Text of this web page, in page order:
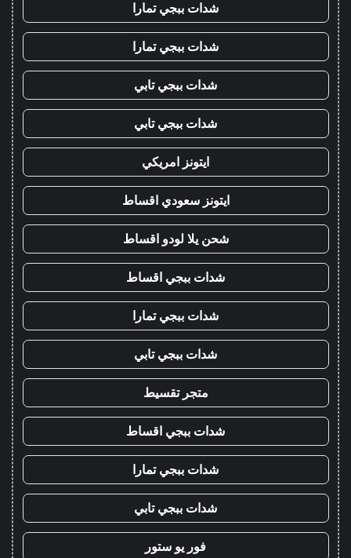
شدات ببجي تمارا
شدات ببجي تمارا
شدات ببجي تابي
شدات ببجي تابي
ايتونز امريكي
ايتونز سعودي اقساط
شحن يلا لودو اقساط
شدات ببجي اقساط
شدات ببجي تمارا
شدات ببجي تابي
متجر تقسيط
شدات ببجي اقساط
شدات ببجي تمارا
شدات ببجي تابي
فور يو ستور